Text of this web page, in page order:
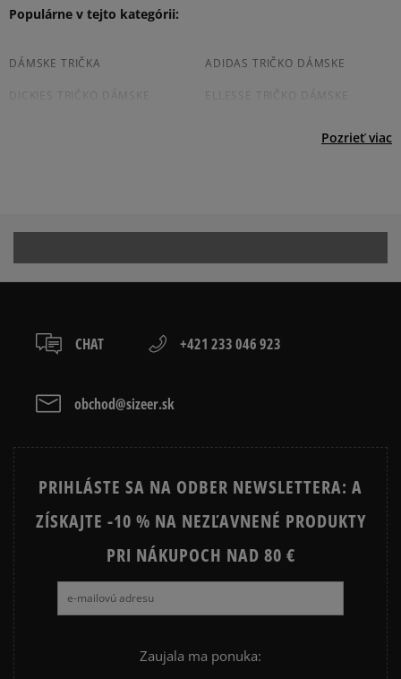
boxy: Z-BOX),
slovenská pošta - na adresu,
Dostupné spôsoby platby:
prevod,
Product.Safety.EMEA@nike.com
Produkt nemá žiadne recenzie
Populárne v tejto kategórii:
DÁMSKE TRIČKA ADIDAS TRIČKO DÁMSKE
DICKIES TRIČKO DÁMSKE ELLESSE TRIČKO DÁMSKE
RUKÁVOM
NIKE SPORTSWEAR
ADIDAS 3 STRIPES ADIDAS 3 STRIPES TRIČKÁ
Pozrieť viac
CHAT +421 233 046 923
obchod@sizeer.sk
PRIHLÁSTE SA NA ODBER NEWSLETTERA: A
ZÍSKAJTE -10 % NA NEZĽAVNENÉ PRODUKTY
PRI NÁKUPOCH NAD 80 €
Zaujala ma ponuka: